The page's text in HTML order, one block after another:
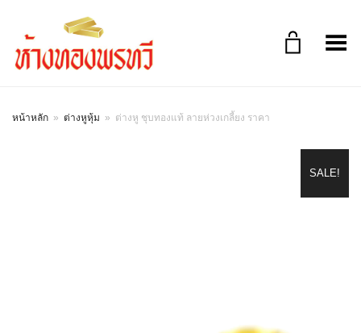
Toggle Menu
หน้าหลัก » ต่างหูหุ้ม » ต่างหู ชุบทองแท้ ลายห่วงเกลี้ยง ราคา
SALE!